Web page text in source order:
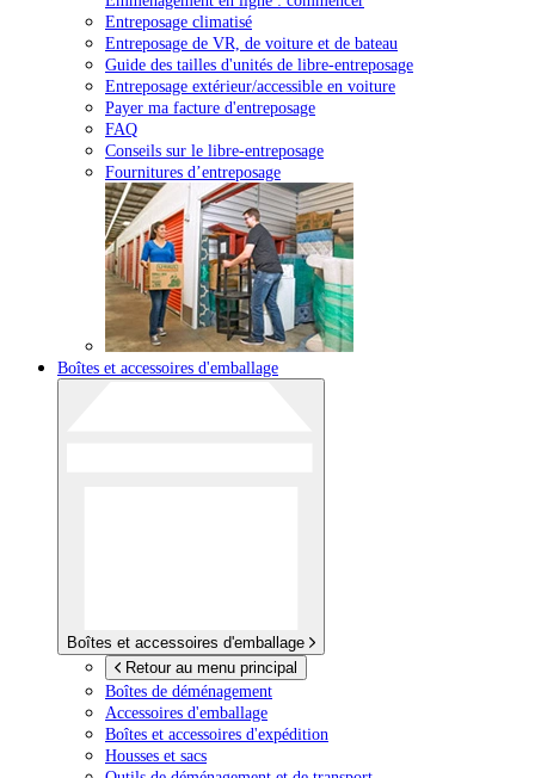
Entreposage climatisé
Entreposage de VR, de voiture et de bateau
Guide des tailles d'unités de libre-entreposage
Entreposage extérieur/accessible en voiture
Payer ma facture d'entreposage
FAQ
Conseils sur le libre-entreposage
Fournitures d’entreposage
Boîtes et accessoires d'emballage
Boîtes et accessoires d'emballage
Retour au menu principal
Boîtes de déménagement
Accessoires d'emballage
Boîtes et accessoires d'expédition
Housses et sacs